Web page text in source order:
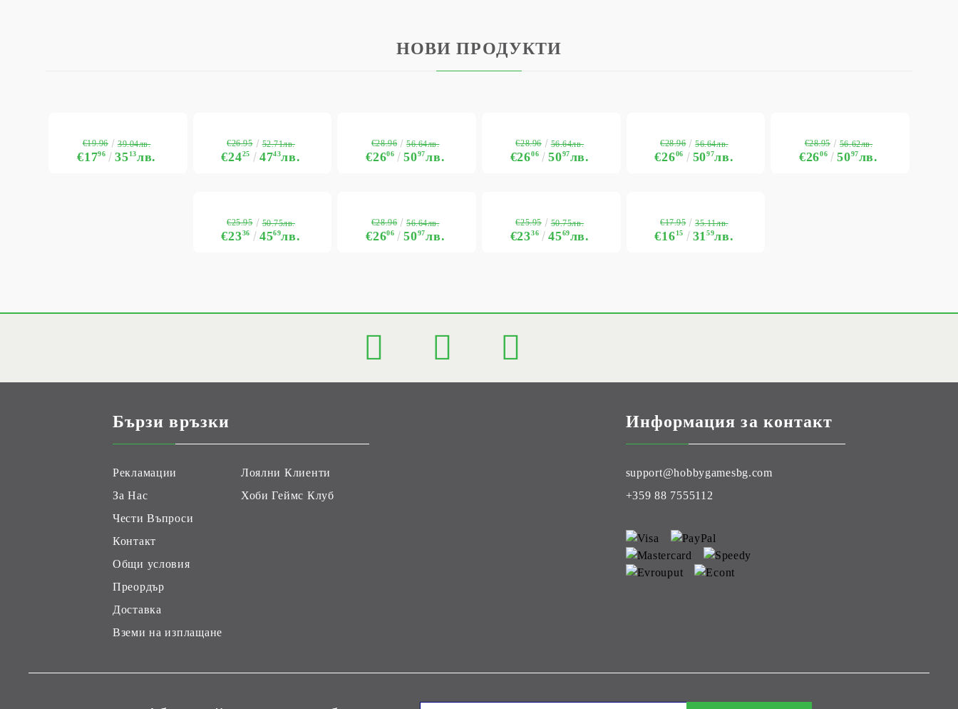
НОВИ ПРОДУКТИ
€1796 3513лв.
€19.96 39.04лв.
€2425 4743лв.
€26.95 52.71лв.
€2606 5097лв.
€28.96 56.64лв.
€2606 5097лв.
€28.96 56.64лв.
€2606 5097лв.
€28.96 56.64лв.
€2606 5097лв.
€28.95 56.62лв.
€2336 4569лв.
€25.95 50.75лв.
€2606 5097лв.
€28.96 56.64лв.
€2336 4569лв.
€25.95 50.75лв.
€1615 3159лв.
€17.95 35.11лв.
Бързи връзки
Рекламации
За Нас
Чести Въпроси
Контакт
Общи условия
Преордър
Доставка
Вземи на изплащане
Лоялни Клиенти
Хоби Геймс Клуб
Информация за контакт
support@hobbygamesbg.com
+359 88 7555112